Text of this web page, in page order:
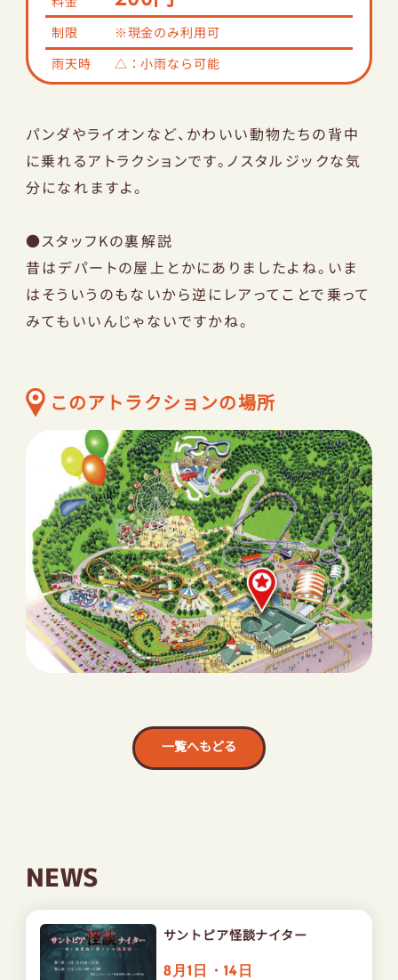
太陽のキャンプ場
オンラインショップ
プライバシーポリシー
会社概要
採用情報
お問い合わせ
制限
※現金のみ利用可
雨天時
△：小雨なら可能
パンダやライオンなど、かわいい動物たちの背中
に乗れるアトラクションです。ノスタルジックな気
分になれますよ。
●スタッフKの裏解説
昔はデパートの屋上とかにありましたよね。いま
はそういうのもないから逆にレアってことで乗って
みてもいいんじゃないですかね。
このアトラクションの場所
一覧へもどる
NEWS
サントピア怪談ナイター
8月1日・14日